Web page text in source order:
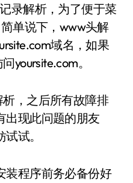
录解析，为了便于菜
单说下，www头解
域名，如果
yoursite.com。
，之后所有故障排
出现此问题的朋友
试。
程序前务必备份好